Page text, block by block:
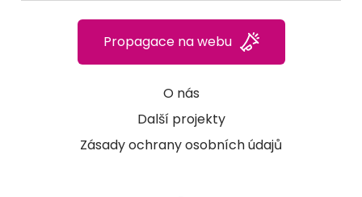
O nás
Další projekty
Zásady ochrany osobních údajů
Propagace na webu